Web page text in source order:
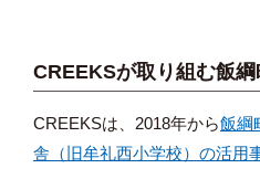
CREEKSが取り組む飯
CREEKSは、2018年から飯綱
舎（旧牟礼西小学校）の活用